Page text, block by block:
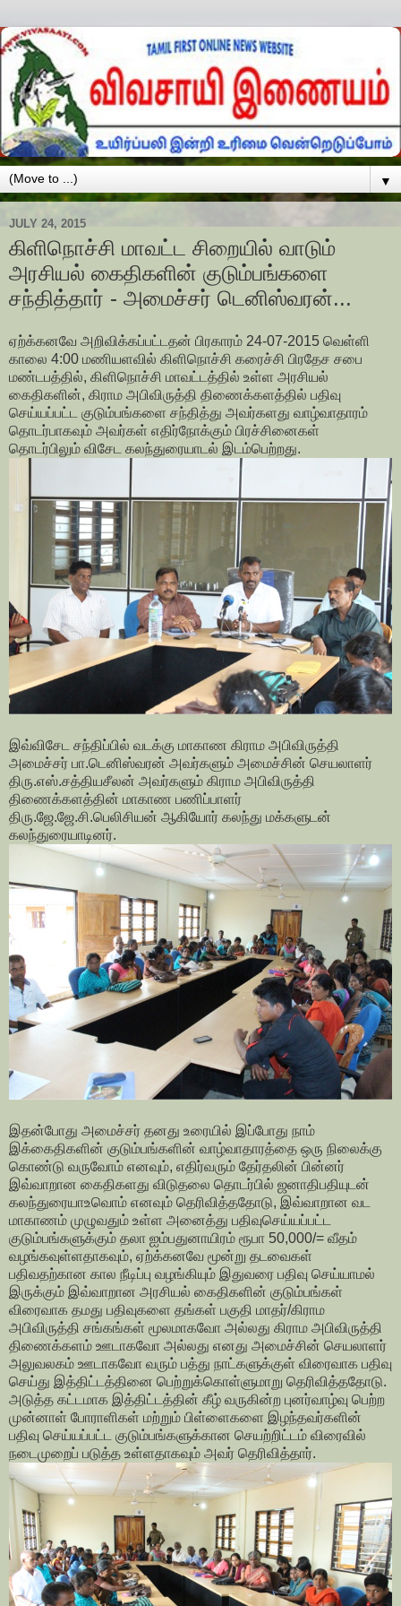
▼
JULY 24, 2015
கிளிநொச்சி மாவட்ட சிறையில் வாடும்
அரசியல் கைதிகளின் குடும்பங்களை
சந்தித்தார் - அமைச்சர் டெனிஸ்வரன்...
ஏற்க்கனவே அறிவிக்கப்பட்டதன் பிரகாரம் 24-07-2015 வெள்ளி
காலை 4:00 மணியளவில் கிளிநொச்சி கரைச்சி பிரதேச சபை
மண்டபத்தில், கிளிநொச்சி மாவட்டத்தில் உள்ள அரசியல்
கைதிகளின், கிராம அபிவிருத்தி திணைக்களத்தில் பதிவு
செய்யப்பட்ட குடும்பங்களை சந்தித்து அவர்களது வாழ்வாதாரம்
தொடர்பாகவும் அவர்கள் எதிர்நோக்கும் பிரச்சினைகள்
தொடர்பிலும் விசேட கலந்துரையாடல் இடம்பெற்றது.
இவ்விசேட சந்திப்பில் வடக்கு மாகாண கிராம அபிவிருத்தி
அமைச்சர் பா.டெனிஸ்வரன் அவர்களும் அமைச்சின் செயலாளர்
திரு.எஸ்.சத்தியசீலன் அவர்களும் கிராம அபிவிருத்தி
திணைக்களத்தின் மாகாண பணிப்பாளர்
திரு.ஜே.ஜே.சி.பெலிசியன் ஆகியோர் கலந்து மக்களுடன்
கலந்துரையாடினர்.
இதன்போது அமைச்சர் தனது உரையில் இப்போது நாம்
இக்கைதிகளின் குடும்பங்களின் வாழ்வாதாரத்தை ஒரு நிலைக்கு
கொண்டு வருவோம் எனவும், எதிர்வரும் தேர்தலின் பின்னர்
இவ்வாறான கைதிகளது விடுதலை தொடர்பில் ஜனாதிபதியுடன்
கலந்துரையாஉவொம் எனவும் தெரிவித்ததோடு, இவ்வாறான வட
மாகாணம் முழுவதும் உள்ள அனைத்து பதிவுசெய்யப்பட்ட
குடும்பங்களுக்கும் தலா ஐம்பதுனாயிரம் ரூபா 50,000/= வீதம்
வழங்கவுள்ளதாகவும், ஏற்க்கனவே மூன்று தடவைகள்
பதிவதற்கான கால நீடிப்பு வழங்கியும் இதுவரை பதிவு செய்யாமல்
இருக்கும் இவ்வாறான அரசியல் கைதிகளின் குடும்பங்கள்
விரைவாக தமது பதிவுகளை தங்கள் பகுதி மாதர்/கிராம
அபிவிருத்தி சங்கங்கள் மூலமாகவோ அல்லது கிராம அபிவிருத்தி
திணைக்களம் ஊடாகவோ அல்லது எனது அமைச்சின் செயலாளர்
அலுவலகம் ஊடாகவோ வரும் பத்து நாட்களுக்குள் விரைவாக பதிவு
செய்து இத்திட்டத்தினை பெற்றுக்கொள்ளுமாறு தெரிவித்ததோடு.
அடுத்த கட்டமாக இத்திட்டத்தின் கீழ் வருகின்ற புனர்வாழ்வு பெற்ற
முன்னாள் போராளிகள் மற்றும் பிள்ளைகளை இழந்தவர்களின்
பதிவு செய்யப்பட்ட குடும்பங்களுக்கான செயற்றிட்டம் விரைவில்
நடைமுறைப் படுத்த உள்ளதாகவும் அவர் தெரிவித்தார்.